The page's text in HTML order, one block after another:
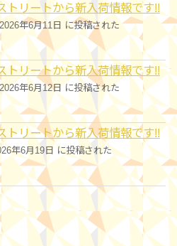
トリートから新入荷情報です!!
年6月11日 に投稿された
トリートから新入荷情報です!!
年6月12日 に投稿された
トリートから新入荷情報です!!
年6月19日 に投稿された